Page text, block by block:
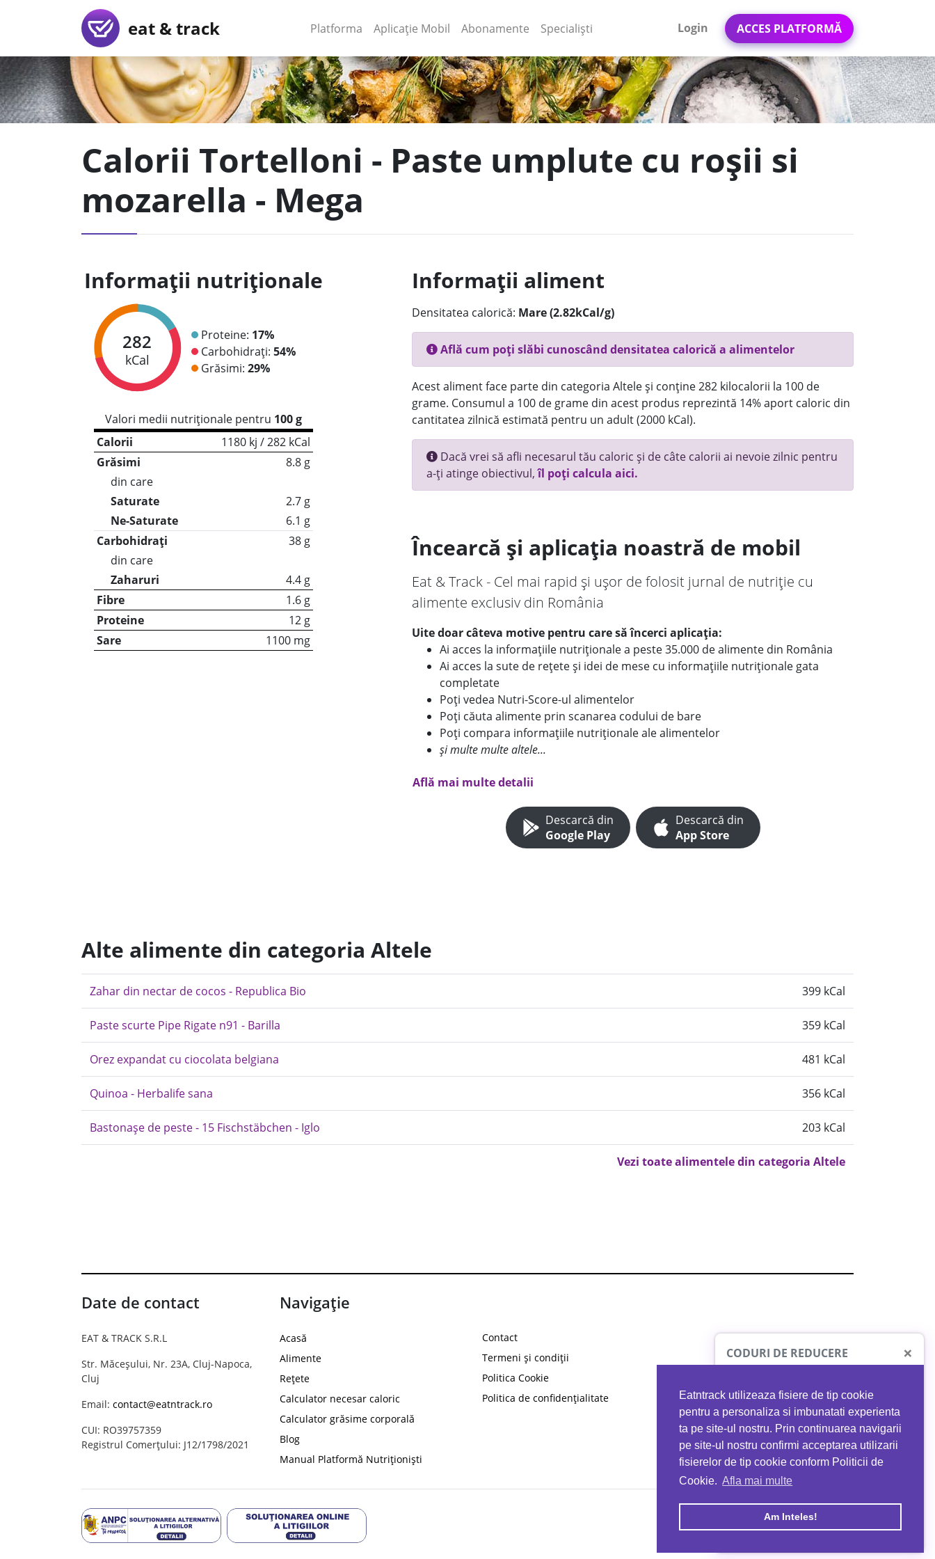
Eatntrack utilizeaza fisiere de tip cookie
pentru a personaliza si imbunatati experienta
ta pe site-ul nostru. Prin continuarea navigarii
pe site-ul nostru confirmi acceptarea utilizarii
fisierelor de tip cookie conform Politicii de
Cookie. Afla mai multe
Am Inteles!
eat & track Platforma (current)
Aplicație Mobil (current)
Abonamente Specialiști Login ACCES PLATFORMĂ
Calorii Tortelloni - Paste umplute cu roșii si
mozarella - Mega
Informații nutriționale
282
kCal
Proteine: 17%
Carbohidrați: 54%
Grăsimi: 29%
Valori medii nutriționale pentru 100 g
Calorii
1180 kj / 282 kCal
Grăsimi
8.8 g
din care
Saturate
2.7 g
Ne-Saturate
6.1 g
Carbohidrați
38 g
din care
Zaharuri
4.4 g
Fibre
1.6 g
Proteine
12 g
Sare
1100 mg
Informații aliment
Densitatea calorică: Mare (2.82kCal/g)
Află cum poți slăbi cunoscând densitatea calorică a alimentelor
Acest aliment face parte din categoria Altele și conține 282 kilocalorii la 100 de
grame. Consumul a 100 de grame din acest produs reprezintă 14% aport caloric din
cantitatea zilnică estimată pentru un adult (2000 kCal).
Dacă vrei să afli necesarul tău caloric și de câte calorii ai nevoie zilnic pentru
a-ți atinge obiectivul,îl poți calcula aici.
Încearcă și aplicația noastră de mobil
Eat & Track - Cel mai rapid și ușor de folosit jurnal de nutriție cu
alimente exclusiv din România
Uite doar câteva motive pentru care să încerci aplicația:
Ai acces la informațiile nutriționale a peste 35.000 de alimente din România
Ai acces la sute de rețete și idei de mese cu informațiile nutriționale gata
completate
Poți vedea Nutri-Score-ul alimentelor
Poți căuta alimente prin scanarea codului de bare
Poți compara informațiile nutriționale ale alimentelor
și multe multe altele...
Află mai multe detalii
Descarcă din
Google Play
Descarcă din
App Store
Alte alimente din categoria Altele
Zahar din nectar de cocos - Republica Bio 399 kCal
Paste scurte Pipe Rigate n91 - Barilla 359 kCal
Orez expandat cu ciocolata belgiana 481 kCal
Quinoa - Herbalife sana 356 kCal
Bastonașe de peste - 15 Fischstäbchen - Iglo 203 kCal
Vezi toate alimentele din categoria Altele
Date de contact
EAT & TRACK S.R.L
Str. Măceșului, Nr. 23A, Cluj-Napoca,
Cluj
Email: contact@eatntrack.ro
CUI: RO39757359
Registrul Comerțului: J12/1798/2021
Navigație
Acasă
Alimente
Rețete
Calculator necesar caloric
Calculator grăsime corporală
Blog
Manual Platformă Nutriționiști
Contact
Termeni și condiții
Politica Cookie
Politica de confidențialitate
CODURI DE REDUCERE ×
PROTO41
reducere la orice comandă
EATNTRACK
MYPROTEIN
Ai40%reducere la orice comandă
folosind codul EATTRACK